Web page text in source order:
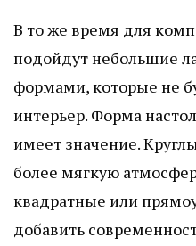
В то же время для
подойдут небольшие
формами, которые не
интерьер. Форма
имеет значение.
более мягкую
квадратные или
добавить